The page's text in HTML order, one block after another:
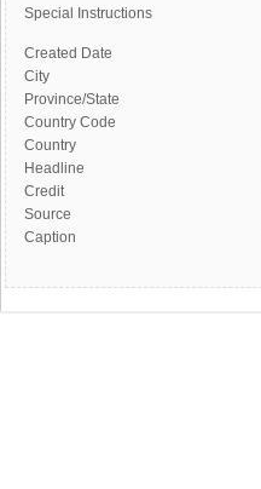
Special Instructions
Created Date
City
Province/State
Country Code
Country
Headline
Credit
Source
Caption